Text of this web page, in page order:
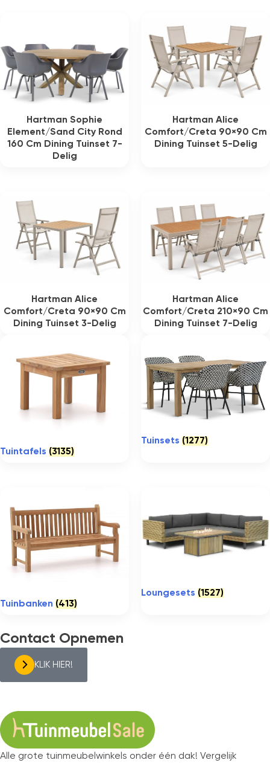
Hartman Sophie
Element/Sand City Rond
160 Cm Dining Tuinset 7-
Delig
Hartman Alice
Comfort/Creta 90×90 Cm
Dining Tuinset 5-Delig
Hartman Alice
Comfort/Creta 90×90 Cm
Dining Tuinset 3-Delig
Hartman Alice
Comfort/Creta 210×90 Cm
Dining Tuinset 7-Delig
Tuintafels (3135)
Tuinsets (1277)
Tuinbanken (413)
Loungesets (1527)
Contact Opnemen
KLIK HIER!
Alle grote tuinmeubelwinkels onder één dak! Vergelijk